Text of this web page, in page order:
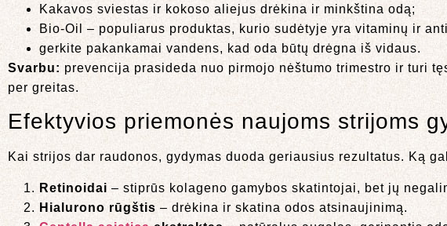
Kakavos sviestas ir kokoso aliejus drėkina ir minkština odą;
Bio-Oil – populiarus produktas, kurio sudėtyje yra vitaminų ir
gerkite pakankamai vandens, kad oda būtų drėgna iš vidaus.
Svarbu: prevencija prasideda nuo pirmojo nėštumo trimestro ir turi
per greitas.
Efektyvios priemonės naujoms strijoms
Kai strijos dar raudonos, gydymas duoda geriausius rezultatus. Ką
Retinoidai – stiprūs kolageno gamybos skatintojai, bet jų
Hialurono rūgštis – drėkina ir skatina odos atsinaujinimą.